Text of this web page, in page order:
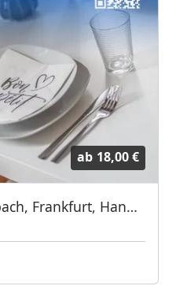
ab 18,00 €
Wohnungen in Offenbach, Frankfurt, Hanau und Umgebung